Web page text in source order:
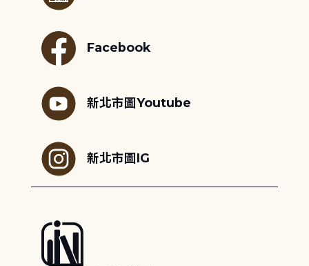
Facebook
新北市圖Youtube
新北市圖IG